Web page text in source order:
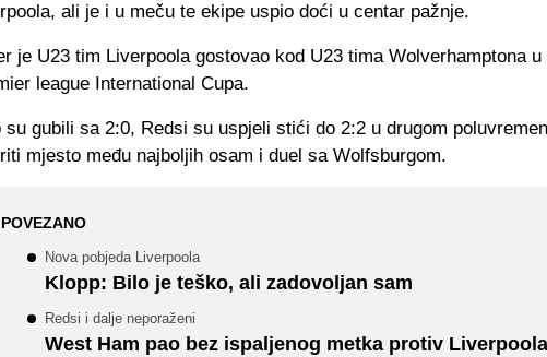
ali je i u meču te ekipe uspio doći u centar pažnje.
je U23 tim Liverpoola gostovao kod U23 tima Wolverhamptona u
league International Cupa.
su gubili sa 2:0, Redsi su uspjeli stići do 2:2 u drugom
mjesto među najboljih osam i duel sa Wolfsburgom.
POVEZANO
Nova pobjeda Liverpoola
Klopp: Bilo je teško, ali zadovoljan sam
Redsi i dalje neporaženi
West Ham pao bez ispaljenog metka protiv Liverpoola